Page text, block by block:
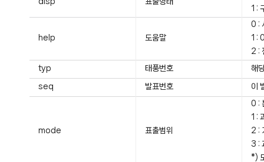
1 :
help 도움말
0 :
1 :
2 :
typ 태풍번호 해
seq 발표번호 이
mode 표출범위
0 :
1 :
2 :
3 :
*)